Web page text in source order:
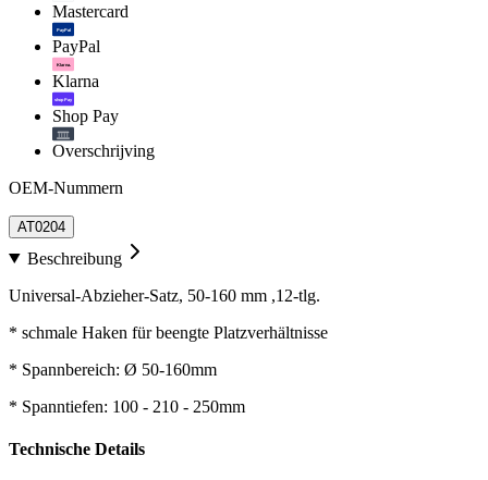
Mastercard
PayPal
PayPal
Klarna.
Klarna
shop Pay
Shop Pay
Overschrijving
OEM-Nummern
AT0204
Beschreibung
Universal-Abzieher-Satz, 50-160 mm ,12-tlg.
* schmale Haken für beengte Platzverhältnisse
* Spannbereich: Ø 50-160mm
* Spanntiefen: 100 - 210 - 250mm
Technische Details